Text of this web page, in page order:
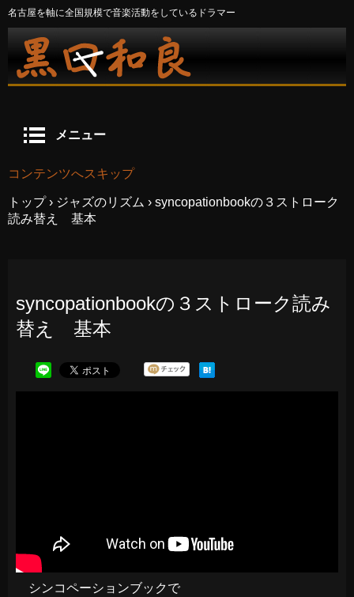
名古屋を軸に全国規模で音楽活動をしているドラマー
メニュー
コンテンツへスキップ
トップ › ジャズのリズム › syncopationbookの３ストローク
読み替え 基本
syncopationbookの３ストローク読み
替え 基本
シンコペーションブックで